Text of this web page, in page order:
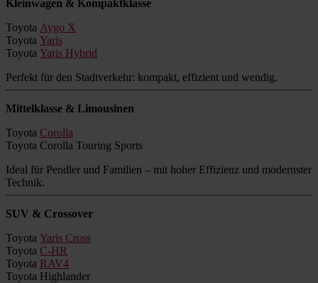
Kleinwagen & Kompaktklasse
Toyota Aygo X
Toyota Yaris
Toyota Yaris Hybrid
Perfekt für den Stadtverkehr: kompakt, effizient und wendig.
Mittelklasse & Limousinen
Toyota Corolla
Toyota Corolla Touring Sports
Ideal für Pendler und Familien – mit hoher Effizienz und modernster
Technik.
SUV & Crossover
Toyota Yaris Cross
Toyota C-HR
Toyota RAV4
Toyota Highlander